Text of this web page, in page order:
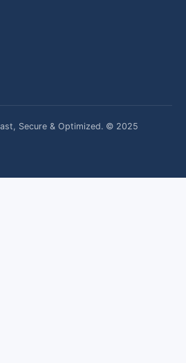
Secure & Optimized. © 2025